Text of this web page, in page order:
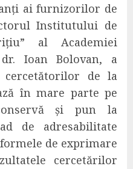
ai furnizorilor de
Institutului de
al Academiei
Ioan Bolovan, a
cercetătorilor de la
în mare parte pe
și pun la
de adresabilitate
le de exprimare
cercetărilor